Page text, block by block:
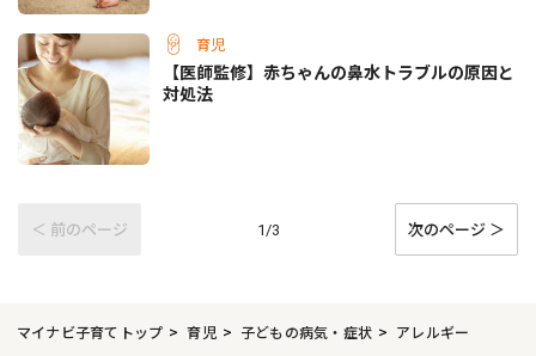
育児
【医師監修】赤ちゃんの鼻水トラブルの原因と
対処法
＜ 前のページ 1/3 次のページ ＞
マイナビ子育てトップ 育児 子どもの病気・症状 アレルギー